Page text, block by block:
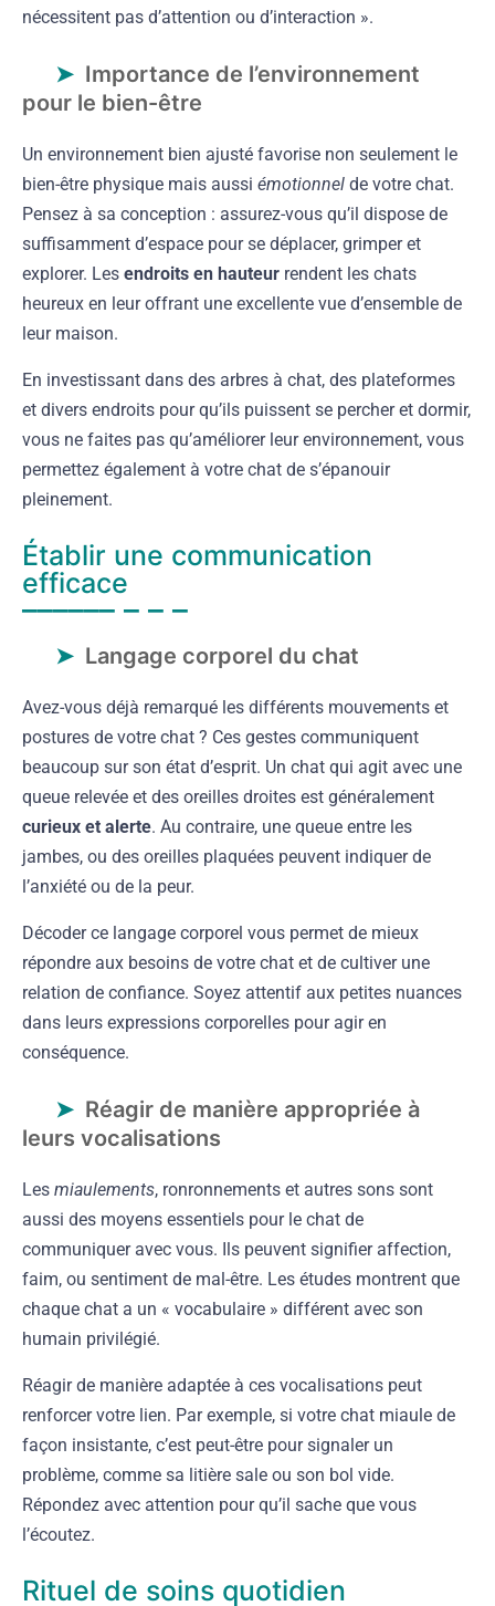
nécessitent pas d’attention ou d’interaction ».
Importance de l’environnement
pour le bien-être
Un environnement bien ajusté favorise non seulement le
bien-être physique mais aussi émotionnel de votre chat.
Pensez à sa conception : assurez-vous qu’il dispose de
suffisamment d’espace pour se déplacer, grimper et
explorer. Les endroits en hauteur rendent les chats
heureux en leur offrant une excellente vue d’ensemble de
leur maison.
En investissant dans des arbres à chat, des plateformes
et divers endroits pour qu’ils puissent se percher et dormir,
vous ne faites pas qu’améliorer leur environnement, vous
permettez également à votre chat de s’épanouir
pleinement.
Établir une communication
efficace
Langage corporel du chat
Avez-vous déjà remarqué les différents mouvements et
postures de votre chat ? Ces gestes communiquent
beaucoup sur son état d’esprit. Un chat qui agit avec une
queue relevée et des oreilles droites est généralement
curieux et alerte. Au contraire, une queue entre les
jambes, ou des oreilles plaquées peuvent indiquer de
l’anxiété ou de la peur.
Décoder ce langage corporel vous permet de mieux
répondre aux besoins de votre chat et de cultiver une
relation de confiance. Soyez attentif aux petites nuances
dans leurs expressions corporelles pour agir en
conséquence.
Réagir de manière appropriée à
leurs vocalisations
Les miaulements, ronronnements et autres sons sont
aussi des moyens essentiels pour le chat de
communiquer avec vous. Ils peuvent signifier affection,
faim, ou sentiment de mal-être. Les études montrent que
chaque chat a un « vocabulaire » différent avec son
humain privilégié.
Réagir de manière adaptée à ces vocalisations peut
renforcer votre lien. Par exemple, si votre chat miaule de
façon insistante, c’est peut-être pour signaler un
problème, comme sa litière sale ou son bol vide.
Répondez avec attention pour qu’il sache que vous
l’écoutez.
Rituel de soins quotidien